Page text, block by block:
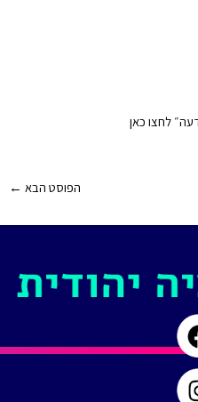
לחצו כאן⁠⁠⁠⁠
הפוסט הבא ←